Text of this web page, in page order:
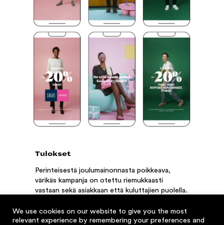
Tulokset
Perinteisestä joulumainonnasta poikkeava,
värikäs kampanja on otettu riemukkaasti
vastaan sekä asiakkaan että kuluttajien puolella.
maailmanaikaan armollisella tavalla ohjaten
kuitenkin vahvasti ostoon. Värikkäät mainokset
We use cookies on our website to give you the most
relevant experience by remembering your preferences and